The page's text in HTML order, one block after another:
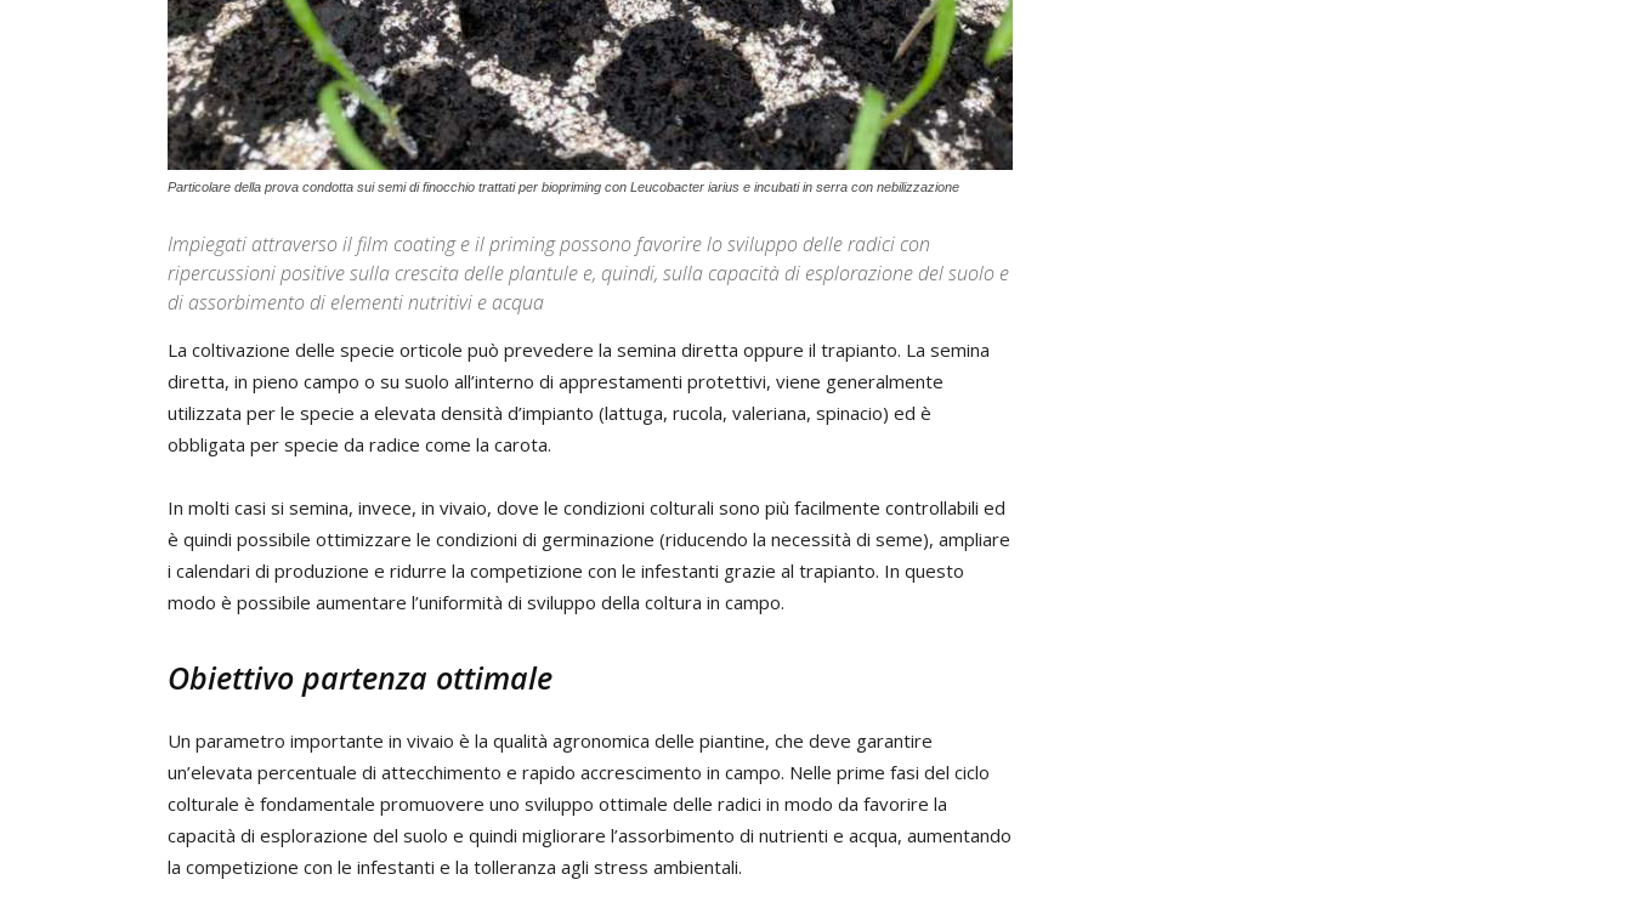
Particolare della prova condotta sui semi di finocchio trattati per biopriming con Leucobacter iarius e incubati in serra con nebilizzazione
Impiegati attraverso il film coating e il priming possono favorire lo sviluppo delle radici con
ripercussioni positive sulla crescita delle plantule e, quindi, sulla capacità di esplorazione del suolo e
di assorbimento di elementi nutritivi e acqua
La coltivazione delle specie orticole può prevedere la semina diretta oppure il trapianto. La semina
diretta, in pieno campo o su suolo all’interno di apprestamenti protettivi, viene generalmente
utilizzata per le specie a elevata densità d’impianto (lattuga, rucola, valeriana, spinacio) ed è
obbligata per specie da radice come la carota.
In molti casi si semina, invece, in vivaio, dove le condizioni colturali sono più facilmente controllabili ed
è quindi possibile ottimizzare le condizioni di germinazione (riducendo la necessità di seme), ampliare
i calendari di produzione e ridurre la competizione con le infestanti grazie al trapianto. In questo
modo è possibile aumentare l’uniformità di sviluppo della coltura in campo.
Obiettivo partenza ottimale
Un parametro importante in vivaio è la qualità agronomica delle piantine, che deve garantire
un’elevata percentuale di attecchimento e rapido accrescimento in campo. Nelle prime fasi del ciclo
colturale è fondamentale promuovere uno sviluppo ottimale delle radici in modo da favorire la
capacità di esplorazione del suolo e quindi migliorare l’assorbimento di nutrienti e acqua, aumentando
la competizione con le infestanti e la tolleranza agli stress ambientali.